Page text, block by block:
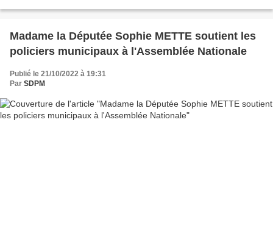
Madame la Députée Sophie METTE soutient les
policiers municipaux à l'Assemblée Nationale
Publié le 21/10/2022 à 19:31
Par SDPM